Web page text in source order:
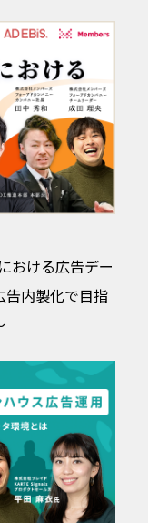
おける広告デー
告内製化で目指